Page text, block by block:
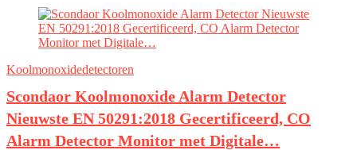
Koolmonoxidedetectoren
Scondaor Koolmonoxide Alarm Detector
Nieuwste EN 50291:2018 Gecertificeerd, CO
Alarm Detector Monitor met Digitale…